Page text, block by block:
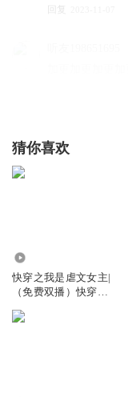
回复
猜你喜欢
快穿之我是虐文女主|
（免费双播）快穿虐